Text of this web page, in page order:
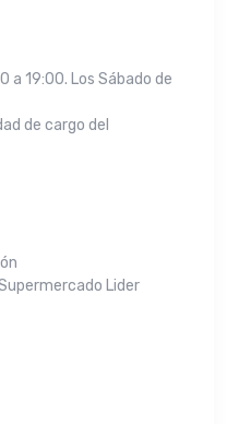
a 19:00. Los Sábado de
de cargo del
Lider